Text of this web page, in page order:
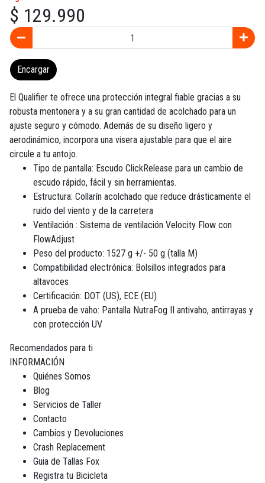
$ 129.990
Encargar
El Qualifier te ofrece una protección integral fiable gracias a su
robusta mentonera y a su gran cantidad de acolchado para un
ajuste seguro y cómodo. Además de su diseño ligero y
aerodinámico, incorpora una visera ajustable para que el aire
circule a tu antojo.
Tipo de pantalla: Escudo ClickRelease para un cambio de
escudo rápido, fácil y sin herramientas.
Estructura: Collarín acolchado que reduce drásticamente el
ruido del viento y de la carretera
Ventilación : Sistema de ventilación Velocity Flow con
FlowAdjust
Peso del producto: 1527 g +/- 50 g (talla M)
Compatibilidad electrónica: Bolsillos integrados para
altavoces
Certificación: DOT (US), ECE (EU)
A prueba de vaho: Pantalla NutraFog II antivaho, antirrayas y
con protección UV
Recomendados para ti
INFORMACIÓN
Quiénes Somos
Blog
Servicios de Taller
Contacto
Cambios y Devoluciones
Crash Replacement
Guia de Tallas Fox
Registra tu Bicicleta